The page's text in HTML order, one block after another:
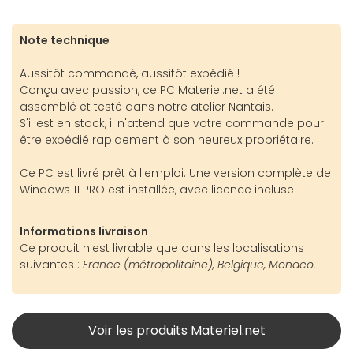
Note technique
Aussitôt commandé, aussitôt expédié !
Conçu avec passion, ce PC Materiel.net a été
assemblé et testé dans notre atelier Nantais.
S'il est en stock, il n'attend que votre commande pour
être expédié rapidement à son heureux propriétaire.
Ce PC est livré prêt à l'emploi. Une version complète de
Windows 11 PRO est installée, avec licence incluse.
Informations livraison
Ce produit n'est livrable que dans les localisations
suivantes : France (métropolitaine), Belgique, Monaco.
Voir les produits Materiel.net